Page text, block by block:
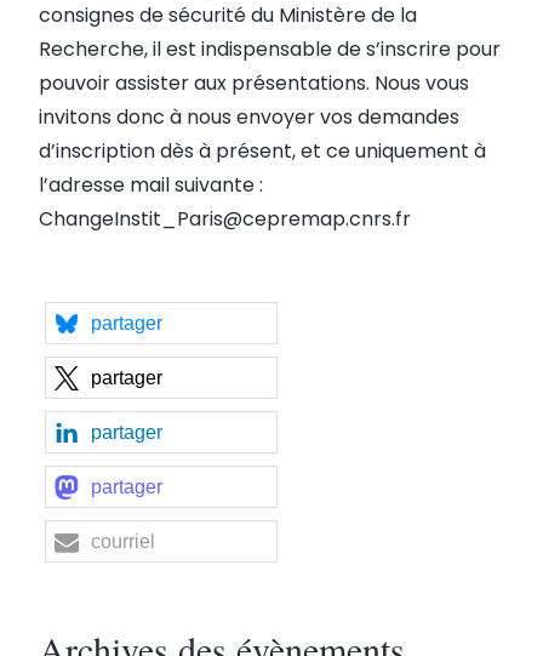
consignes de sécurité du Ministère de la
Recherche, il est indispensable de s’inscrire pour
pouvoir assister aux présentations. Nous vous
invitons donc à nous envoyer vos demandes
d’inscription dès à présent, et ce uniquement à
l’adresse mail suivante :
ChangeInstit_Paris@cepremap.cnrs.fr
partager
partager
partager
partager
courriel